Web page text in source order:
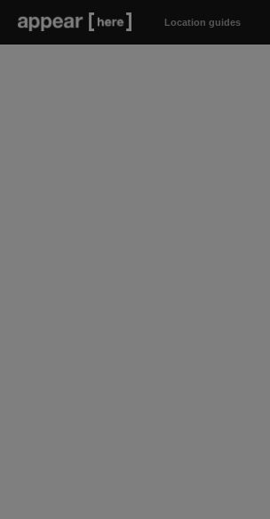
Location guides